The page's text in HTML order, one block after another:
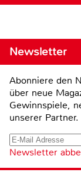
Newsletter
Abonniere den
über neue
Gewinnspiele,
unserer Partner.
Newsletter